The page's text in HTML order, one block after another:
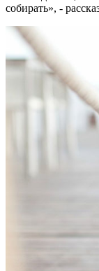
собирать», -